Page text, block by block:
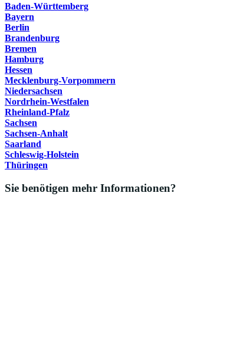
Baden-Württemberg
Bayern
Berlin
Brandenburg
Bremen
Hamburg
Hessen
Mecklenburg-Vorpommern
Niedersachsen
Nordrhein-Westfalen
Rheinland-Pfalz
Sachsen
Sachsen-Anhalt
Saarland
Schleswig-Holstein
Thüringen
Sie benötigen mehr Informationen?